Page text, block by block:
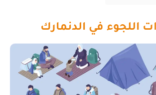
اللجوء في الدنمارك